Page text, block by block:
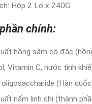
Hộp 2 Lọ x 240G
chính:
hồng sâm cô đặc
Vitamin C, nước tinh
(Hàn
nấm linh chi (thành